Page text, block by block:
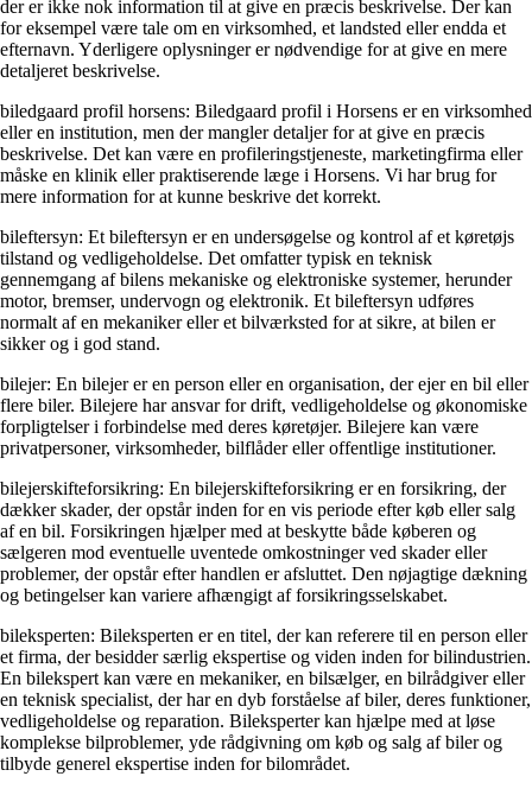
der er ikke nok information til at give en præcis beskrivelse. Der kan
for eksempel være tale om en virksomhed, et landsted eller endda et
efternavn. Yderligere oplysninger er nødvendige for at give en mere
detaljeret beskrivelse.
biledgaard profil horsens: Biledgaard profil i Horsens er en virksomhed
eller en institution, men der mangler detaljer for at give en præcis
beskrivelse. Det kan være en profileringstjeneste, marketingfirma eller
måske en klinik eller praktiserende læge i Horsens. Vi har brug for
mere information for at kunne beskrive det korrekt.
bileftersyn: Et bileftersyn er en undersøgelse og kontrol af et køretøjs
tilstand og vedligeholdelse. Det omfatter typisk en teknisk
gennemgang af bilens mekaniske og elektroniske systemer, herunder
motor, bremser, undervogn og elektronik. Et bileftersyn udføres
normalt af en mekaniker eller et bilværksted for at sikre, at bilen er
sikker og i god stand.
bilejer: En bilejer er en person eller en organisation, der ejer en bil eller
flere biler. Bilejere har ansvar for drift, vedligeholdelse og økonomiske
forpligtelser i forbindelse med deres køretøjer. Bilejere kan være
privatpersoner, virksomheder, bilflåder eller offentlige institutioner.
bilejerskifteforsikring: En bilejerskifteforsikring er en forsikring, der
dækker skader, der opstår inden for en vis periode efter køb eller salg
af en bil. Forsikringen hjælper med at beskytte både køberen og
sælgeren mod eventuelle uventede omkostninger ved skader eller
problemer, der opstår efter handlen er afsluttet. Den nøjagtige dækning
og betingelser kan variere afhængigt af forsikringsselskabet.
bileksperten: Bileksperten er en titel, der kan referere til en person eller
et firma, der besidder særlig ekspertise og viden inden for bilindustrien.
En bilekspert kan være en mekaniker, en bilsælger, en bilrådgiver eller
en teknisk specialist, der har en dyb forståelse af biler, deres funktioner,
vedligeholdelse og reparation. Bileksperter kan hjælpe med at løse
komplekse bilproblemer, yde rådgivning om køb og salg af biler og
tilbyde generel ekspertise inden for bilområdet.